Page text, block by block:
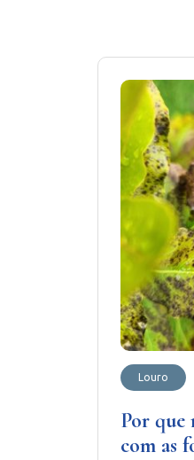
Louro
Por que
com as